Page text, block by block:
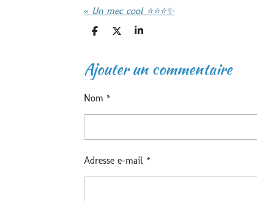
« Un mec cool ⭐⭐⭐✨
P
t
a
g
r
P
t
a
P
a
Ajouter un commentaire
Nom *
Adresse e-mail *